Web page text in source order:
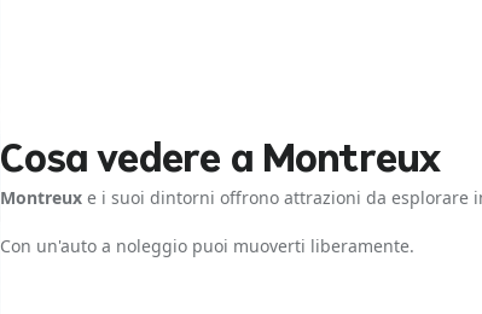
Cosa vedere a Montreux
Montreux e i suoi dintorni offrono attrazioni da esplorare
Con un'auto a noleggio puoi muoverti liberamente.